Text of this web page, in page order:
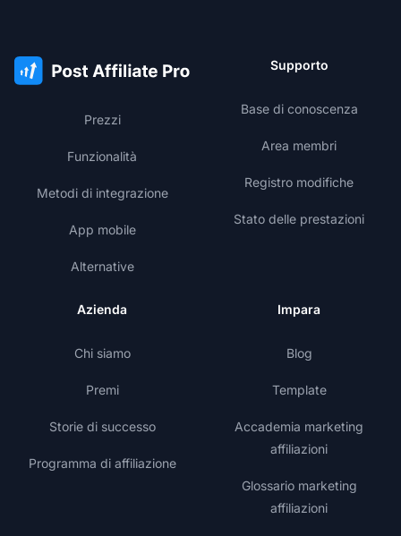
Prezzi
Funzionalità
Metodi di integrazione
App mobile
Alternative
Supporto
Base di conoscenza
Area membri
Registro modifiche
Stato delle prestazioni
Azienda
Chi siamo
Premi
Storie di successo
Programma di affiliazione
Impara
Blog
Template
Accademia marketing
affiliazioni
Glossario marketing
affiliazioni